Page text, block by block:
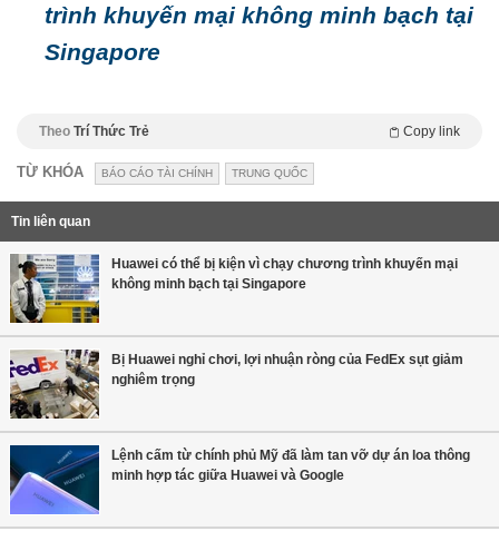
trình khuyến mại không minh bạch tại
Singapore
Theo Trí Thức Trẻ Copy link
TỪ KHÓA BÁO CÁO TÀI CHÍNH TRUNG QUỐC
Tin liên quan
Huawei có thể bị kiện vì chạy chương trình khuyến mại
không minh bạch tại Singapore
Bị Huawei nghỉ chơi, lợi nhuận ròng của FedEx sụt giảm
nghiêm trọng
Lệnh cấm từ chính phủ Mỹ đã làm tan vỡ dự án loa thông
minh hợp tác giữa Huawei và Google